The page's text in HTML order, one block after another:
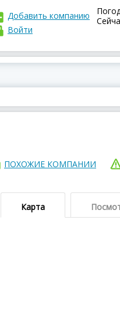
Добавить компанию
Войти
ПОХОЖИЕ КОМПАНИИ
Карта